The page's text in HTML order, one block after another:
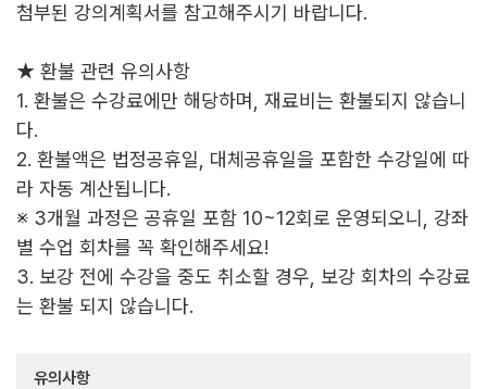
첨부된 강의계획서를 참고해주시기 바랍니다.
★ 환불 관련 유의사항
1. 환불은 수강료에만 해당하며
재료비는 환불되지 않습니
다.
2. 환불액은 법정공휴일
대체공휴일을 포함한 수강일에 따
라 자동 계산됩니다.
※ 3개월 과정은 공휴일 포함 10~12회로 운영되오니
강좌
별 수업 회차를 꼭 확인해주세요!
3. 보강 전에 수강을 중도 취소할 경우 보강 회차의 수강료
는 환불 되지 않습니다.
유의사항